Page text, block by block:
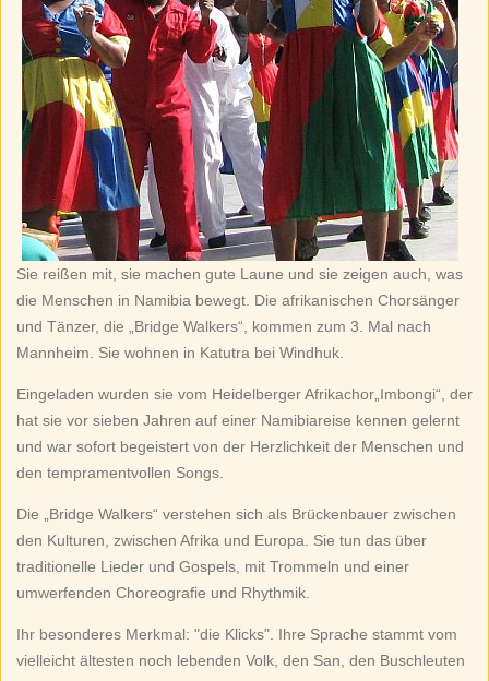
Sie reißen mit, sie machen gute Laune und sie zeigen auch, was
die Menschen in Namibia bewegt. Die afrikanischen Chorsänger
und Tänzer, die „Bridge Walkers“, kommen zum 3. Mal nach
Mannheim. Sie wohnen in Katutra bei Windhuk.
Eingeladen wurden sie vom Heidelberger Afrikachor„Imbongi“, der
hat sie vor sieben Jahren auf einer Namibiareise kennen gelernt
und war sofort begeistert von der Herzlichkeit der Menschen und
den tempramentvollen Songs.
Die „Bridge Walkers“ verstehen sich als Brückenbauer zwischen
den Kulturen, zwischen Afrika und Europa. Sie tun das über
traditionelle Lieder und Gospels, mit Trommeln und einer
umwerfenden Choreografie und Rhythmik.
Ihr besonderes Merkmal: "die Klicks". Ihre Sprache stammt vom
vielleicht ältesten noch lebenden Volk, den San, den Buschleuten